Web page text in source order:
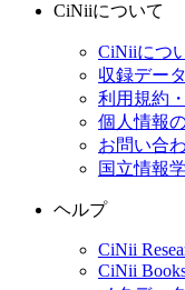
CiNiiについて
CiNiiにつ
収録デー
利用規約
個人情報
お問い合
国立情報
ヘルプ
CiNii
CiNii